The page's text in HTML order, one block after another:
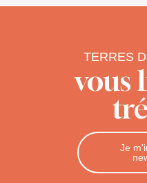
TERRES
vous
Je